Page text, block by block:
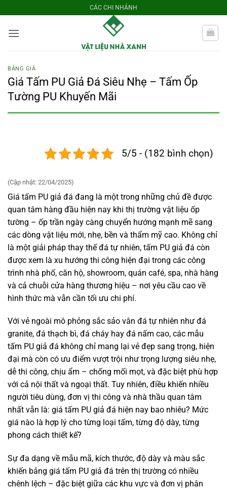
qua
nội
CÁC CHI NHÁNH
BẢNG GIÁ
Giá Tấm PU Giả Đá Siêu Nhẹ – Tấm Ốp
Tường PU Khuyến Mãi
5/5 - (182 bình chọn)
(Cập nhật: 22/04/2025)
Giá tấm PU giả đá đang là một trong những chủ đề được
quan tâm hàng đầu hiện nay khi thị trường vật liệu ốp
tường – ốp trần ngày càng chuyển hướng mạnh mẽ sang
các dòng vật liệu mới, nhẹ, bền và thẩm mỹ cao. Không chỉ
là một giải pháp thay thế đá tự nhiên, tấm PU giả đá còn
được xem là xu hướng thi công hiện đại trong các công
trình nhà phố, căn hộ, showroom, quán café, spa, nhà hàng
và cả chuỗi cửa hàng thương hiệu – nơi yêu cầu cao về
hình thức mà vẫn cần tối ưu chi phí.
Với vẻ ngoài mô phỏng sắc sảo vân đá tự nhiên như đá
granite, đá thạch bì, đá cháy hay đá nấm cao, các mẫu
tấm PU giả đá không chỉ mang lại vẻ đẹp sang trọng, hiện
đại mà còn có ưu điểm vượt trội như trọng lượng siêu nhẹ,
dễ thi công, chịu ẩm – chống mối mọt, và đặc biệt phù hợp
với cả nội thất và ngoại thất. Tuy nhiên, điều khiến nhiều
người tiêu dùng, đơn vị thi công và nhà thầu quan tâm
nhất vẫn là: giá tấm PU giả đá hiện nay bao nhiêu? Mức
giá nào là hợp lý cho từng loại tấm, từng độ dày, từng
phong cách thiết kế?
Sự đa dạng về mẫu mã, kích thước, độ dày và màu sắc
khiến bảng giá tấm PU giả đá trên thị trường có nhiều
chênh lệch – đặc biệt giữa các khu vực và đơn vị phân